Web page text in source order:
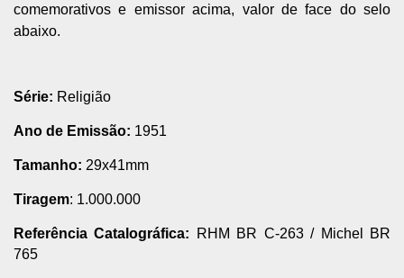
comemorativos e emissor acima, valor de face do selo
abaixo.
Série: Religião
Ano de Emissão: 1951
Tamanho: 29x41mm
Tiragem: 1.000.000
Referência Catalográfica: RHM BR C-263/ Michel BR
765